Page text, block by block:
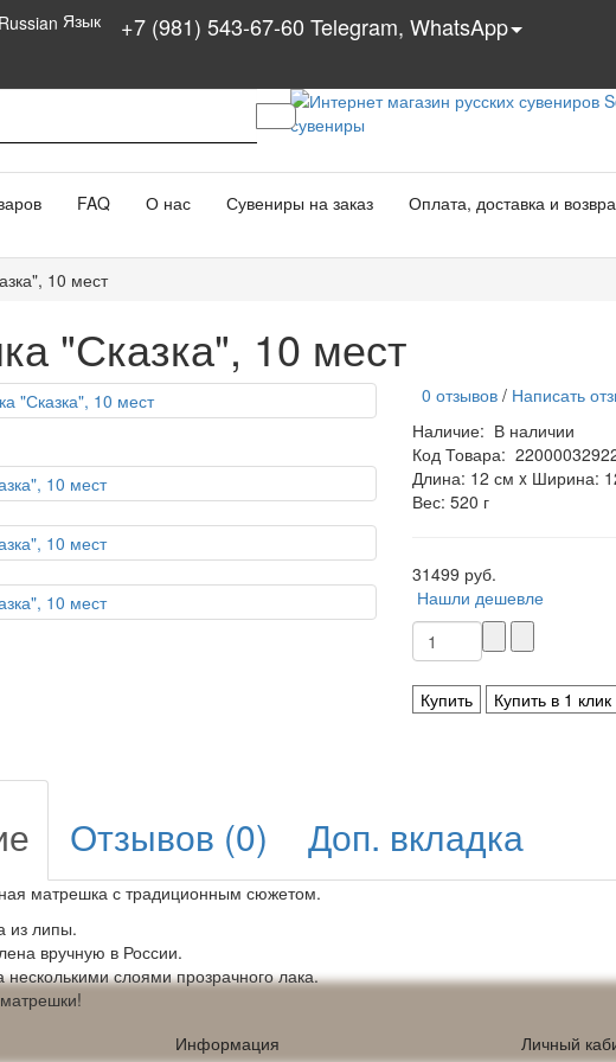
Язык +7 (981) 543-67-60 Telegram, WhatsApp
FAQ О нас Сувениры на заказ Оплата, доставка и
10 мест
"Сказка", 10 мест
0 отзывов / Написать
Наличие: В наличии
Код Товара:
Длина: 12 см x Ширина:
Вес: 520 г
31499 руб.
Нашли дешевле
Купить Купить в 1 клик
Отзывов (0) Доп. вкладка
матрешка с традиционным сюжетом.
из липы.
вручную в России.
слоями прозрачного лака.
Информация Личный